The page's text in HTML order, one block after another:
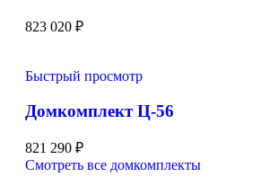
823 020 ₽
Быстрый просмотр
Домкомплект Ц-56
821 290 ₽
Смотреть все домкомплекты